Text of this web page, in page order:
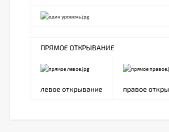
ПРЯМОЕ ОТКРЫВАНИЕ
левое открывание правое